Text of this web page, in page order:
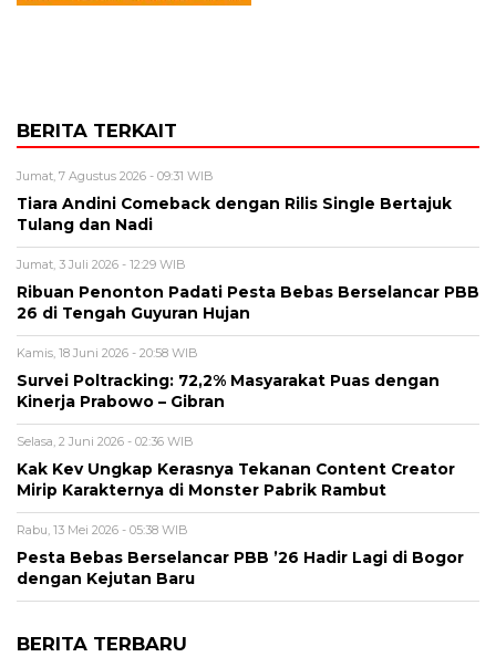
BERITA TERKAIT
Jumat, 7 Agustus 2026 - 09:31 WIB
Tiara Andini Comeback dengan Rilis Single Bertajuk
Tulang dan Nadi
Jumat, 3 Juli 2026 - 12:29 WIB
Ribuan Penonton Padati Pesta Bebas Berselancar PBB
26 di Tengah Guyuran Hujan
Kamis, 18 Juni 2026 - 20:58 WIB
Survei Poltracking: 72,2% Masyarakat Puas dengan
Kinerja Prabowo – Gibran
Selasa, 2 Juni 2026 - 02:36 WIB
Kak Kev Ungkap Kerasnya Tekanan Content Creator
Mirip Karakternya di Monster Pabrik Rambut
Rabu, 13 Mei 2026 - 05:38 WIB
Pesta Bebas Berselancar PBB ’26 Hadir Lagi di Bogor
dengan Kejutan Baru
BERITA TERBARU